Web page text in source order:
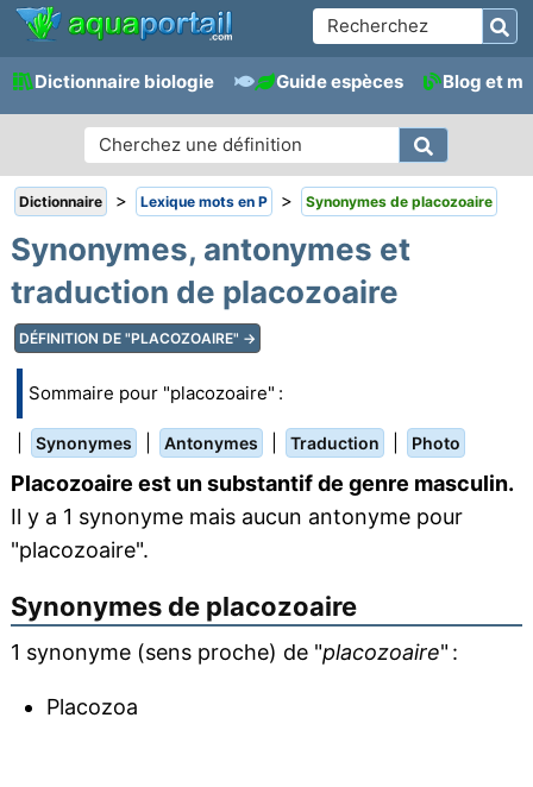
Dictionnaire biologie Guide espèces Blog et
Dictionnaire > Lexique mots en P > Synonymes de placozoaire
Synonymes, antonymes et
traduction de placozoaire
DÉFINITION DE "PLACOZOAIRE" →
Sommaire pour "placozoaire" :
Synonymes Antonymes Traduction Photo
Placozoaire est un substantif de genre masculin.
Il y a 1 synonyme mais aucun antonyme pour
"placozoaire".
Synonymes de placozoaire
1 synonyme (sens proche) de "placozoaire" :
Placozoa